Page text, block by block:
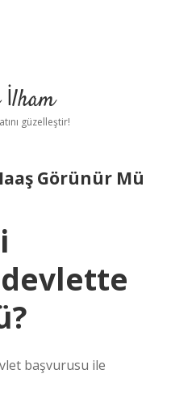
İlham
güzelleştir!
Görünür Mü
başvurusu ile